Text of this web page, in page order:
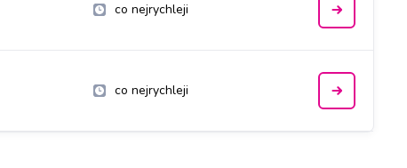
co nejrychleji
co nejrychleji